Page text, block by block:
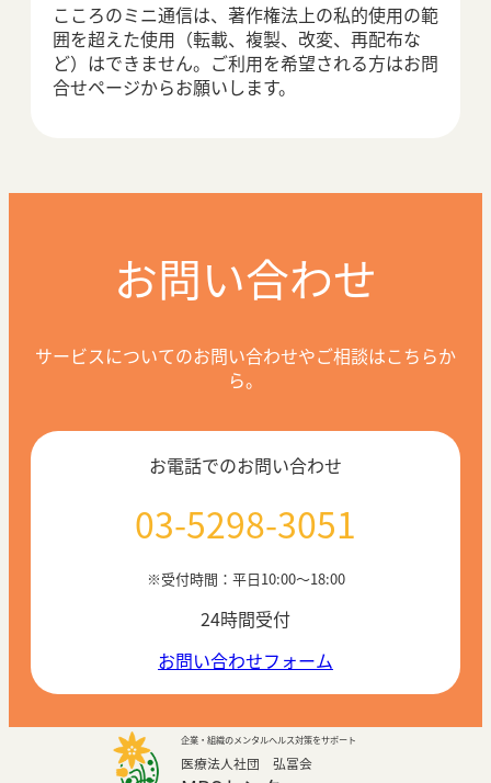
こころのミニ通信は、著作権法上の私的使用の範
囲を超えた使用（転載、複製、改変、再配布な
ど）はできません。ご利用を希望される方はお問
合せページからお願いします。
お問い合わせ
サービスについてのお問い合わせやご相談はこちらか
ら。
お電話でのお問い合わせ
03-5298-3051
※受付時間：平日10:00〜18:00
24時間受付
お問い合わせフォーム
企業・組織のメンタルヘルス対策をサポート
医療法人社団 弘冨会